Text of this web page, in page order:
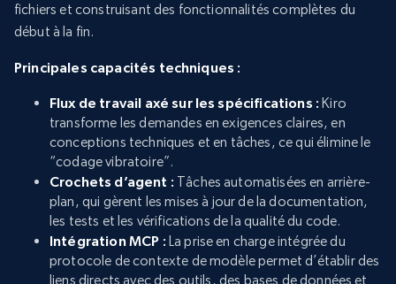
fichiers et construisant des fonctionnalités complètes du
début à la fin.
Principales capacités techniques :
Flux de travail axé sur les spécifications : Kiro
transforme les demandes en exigences claires, en
conceptions techniques et en tâches, ce qui élimine le
“codage vibratoire”.
Crochets d’agent : Tâches automatisées en arrière-
plan, qui gèrent les mises à jour de la documentation,
les tests et les vérifications de la qualité du code.
Intégration MCP : La prise en charge intégrée du
protocole de contexte de modèle permet d’établir des
liens directs avec des outils, des bases de données et